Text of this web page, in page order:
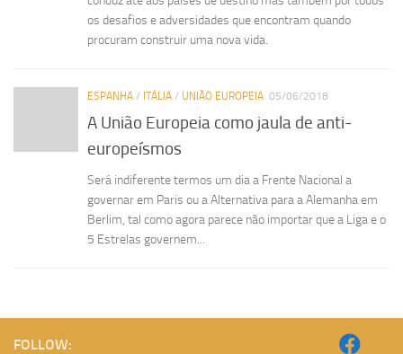
os desafios e adversidades que encontram quando
procuram construir uma nova vida.
ESPANHA / ITÁLIA / UNIÃO EUROPEIA 05/06/2018
A União Europeia como jaula de anti-
europeísmos
Será indiferente termos um dia a Frente Nacional a
governar em Paris ou a Alternativa para a Alemanha em
Berlim, tal como agora parece não importar que a Liga e o
5 Estrelas governem...
FOLLOW: